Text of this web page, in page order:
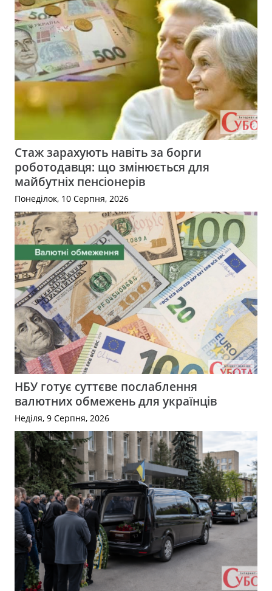
Стаж зарахують навіть за борги
роботодавця: що змінюється для
майбутніх пенсіонерів
Понеділок, 10 Серпня, 2026
НБУ готує суттєве послаблення
валютних обмежень для українців
Неділя, 9 Серпня, 2026